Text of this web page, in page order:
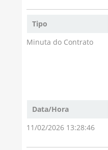
Tipo
Minuta do Contrato
Data/Hora
11/02/2026 13:28:46